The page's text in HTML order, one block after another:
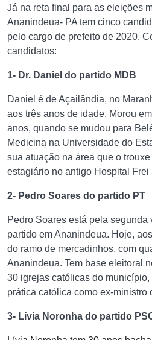
Já na reta final para as eleições
Ananindeua- PA tem cinco
pelo cargo de prefeito de 2020.
candidatos:
1- Dr. Daniel do partido MDB
Daniel é de Açailândia, no
aos três anos de idade. Morou
anos, quando se mudou para
Medicina na Universidade do
sua atuação na área que o
estagiário no antigo Hospital Frei
2- Pedro Soares do partido PT
Pedro Soares está pela
partido em Ananindeua. Hoje,
do ramo de mercadinhos, com
Ananindeua. Tem base eleitoral
30 igrejas católicas do
prática católica como ex-ministro
3- Lívia Noronha do partido